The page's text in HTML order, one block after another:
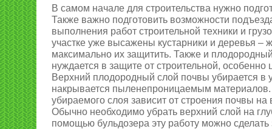
В самом начале для строительства нужно
Также важно подготовить возможности
выполнения работ строительной техники и
участке уже высажены кустарники и деревья –
максимально их защитить. Также и
нуждается в защите от строительной,
Верхний плодородный слой почвы убирается в
накрывается пыленепроницаемым
убираемого слоя зависит от строения почвы на
Обычно необходимо убрать верхний слой на
помощью бульдозера эту работу можно сделать